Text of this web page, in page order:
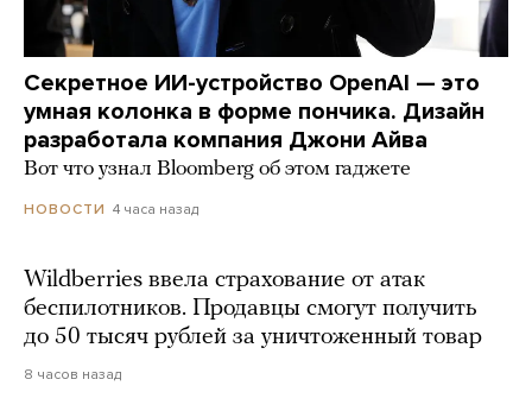
Секретное ИИ-устройство OpenAI — это
умная колонка в форме пончика. Дизайн
разработала компания Джони Айва
Вот что узнал Bloomberg об этом гаджете
НОВОСТИ 4 часа назад
Wildberries ввела страхование от атак
беспилотников. Продавцы смогут получить
до 50 тысяч рублей за уничтоженный товар
8 часов назад